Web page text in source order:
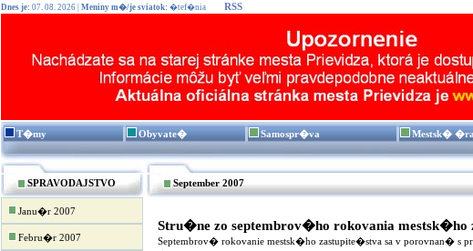
Dnes je: 07. 08. 2026 | Meniny m�/je sviatok: �tef�nia RSS
T�my Obyvate� Samospr�va Mestsk�
SPRAVODAJSTVO
Janu�r 2007
Febru�r 2007
September 2007
Stru�ne zo septembrov�ho rokovania mestsk�ho
Septembrov� rokovanie mestsk�ho zastupite�stva sa v porovnan�